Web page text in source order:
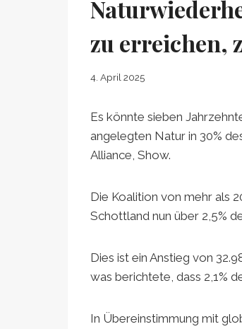
zu erreichen,
4. April 2025
Es könnte sieben
angelegten Natur in 30%
Alliance, Show.
Die Koalition von mehr als
Schottland nun über 2,5%
Dies ist ein Anstieg von
was berichtete, dass 2,1%
In Übereinstimmung mit